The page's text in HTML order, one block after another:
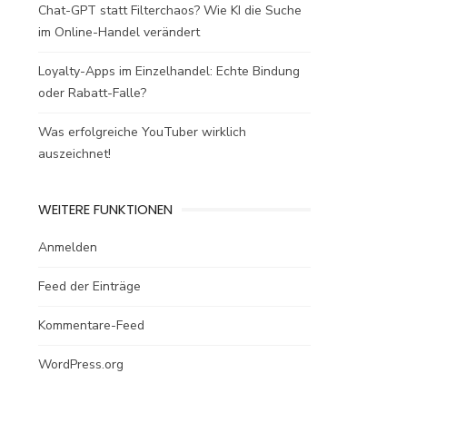
Chat-GPT statt Filterchaos? Wie KI die Suche
im Online-Handel verändert
Loyalty-Apps im Einzelhandel: Echte Bindung
oder Rabatt-Falle?
Was erfolgreiche YouTuber wirklich
auszeichnet!
WEITERE FUNKTIONEN
Anmelden
Feed der Einträge
Kommentare-Feed
WordPress.org